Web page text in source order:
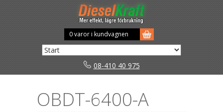
08-410 40 975
0 varor i kundvagnen
OBDT-6400-A